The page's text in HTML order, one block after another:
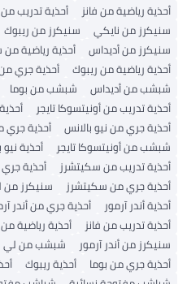
أحذية رياضية من فانز
أحذية تدريب من
سنيكرز من نايكي
سنيكرز من ريبوك
سنيكرز من أديداس
أحذية رياضية
أحذية رياضية من ريبوك
أحذية جري
شبشب من أديداس
شبشب من بوما
أحذية تدريب من أونيتسوكا تايجر
أحذية جري من نيو بالانس
أحذية جري
شبشب من أونيتسوكا تايجر
أحذية نيو
أحذية تدريب من سكيتشرز
أحذية
أحذية جري من سكيتشرز
سنيكرز من
أحذية أندر آرمور
أحذية جري من أندر
أحذية تدريب من فانز
أحذية رياضية
سنيكرز من أندر آرمور
شبشب من لي
أحذية جري من بوما
أحذية ريبوك